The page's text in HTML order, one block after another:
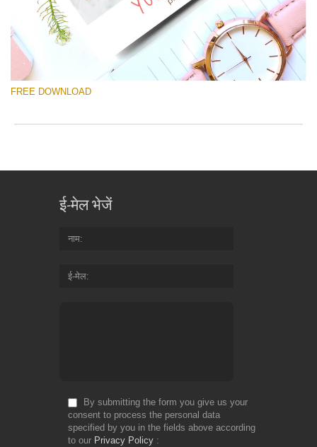
मुफ्त डाउनलोड
FREE DOWNLOAD
ई-मेल भेजें
नाम
ई-मेल
By submitting the form you give us your
consent to process the personal data
specified by you in the fields above according
to our Privacy Policy